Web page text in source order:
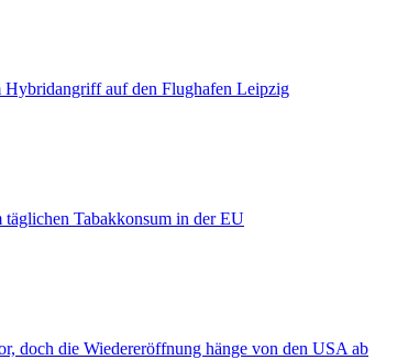
Hybridangriff auf den Flughafen Leipzig
täglichen Tabakkonsum in der EU
doch die Wiedereröffnung hänge von den USA ab